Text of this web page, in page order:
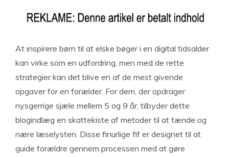
At inspirere børn til at elske bøger i en digital tidsalder
kan virke som en udfordring, men med de rette
strategier kan det blive en af de mest givende
opgaver for en forælder. For dem, der opdrager
nysgerrige sjæle mellem 5 og 9 år, tilbyder dette
blogindlæg en skattekiste af metoder til at tænde og
nære læselysten. Disse finurlige fif er designet til at
guide forældre gennem processen med at gøre